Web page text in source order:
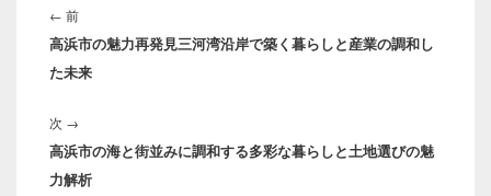
稿
ナ
ビ
ゲ
シ
ョ
ン
← 前前
の
投
高浜市の魅力再発見三河湾沿岸で築く暮らしと産業の調和し
た未来
次 →
の
投
高浜市の海と街並みに調和する多彩な暮らしと土地選びの魅
力解析